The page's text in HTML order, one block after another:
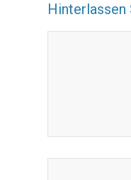
Hinterlassen